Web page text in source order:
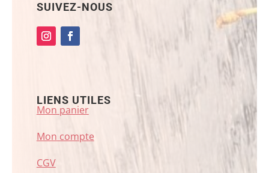
SUIVEZ-NOUS
LIENS UTILES
Mon panier
Mon compte
CGV